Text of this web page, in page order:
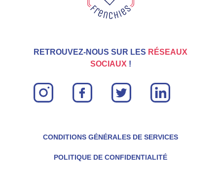
RETROUVEZ-NOUS SUR LES RÉSEAUX
SOCIAUX !
instagram facebook twitter linkin
CONDITIONS GÉNÉRALES DE SERVICES
POLITIQUE DE CONFIDENTIALITÉ